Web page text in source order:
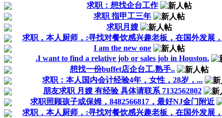
求职：想找企台工作
求职 指甲工三年
求职月嫂
求职，本人厨师，:寻找对餐饮感兴趣老板，在国外发展
I am the new one
.I want to find a relative job or sales job in Houston.
想找一份buffet店企台工.熟手..
求职：本人国内会计经验4年，女性，28岁，...
朋友求职 月嫂 有经验 具体请联系 7132562802
求职照顾孩子或保姆，8482566817，最好NJ金门附近
求职，本人厨师，:寻找对餐饮感兴趣老板，在国外发展